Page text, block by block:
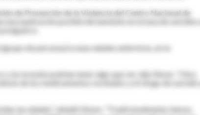
de Prevención de la Violencia del Centro Nacional de
una explicación posible del aumento en la tasa de suicidios
de personas] a unas edades anteriores, en la
la recesión podrían tener algo que ver, dijo Simon. "Otra
de los medicamentos recetados y el riesgo de suicidio
las edades", añadió Simon. "Tradicionalmente, hemos